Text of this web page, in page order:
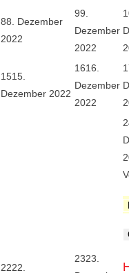
88. Dezember
2022
99.
Dezember
2022
1515.
Dezember 2022
1616.
Dezember
2022
2222.
2323.